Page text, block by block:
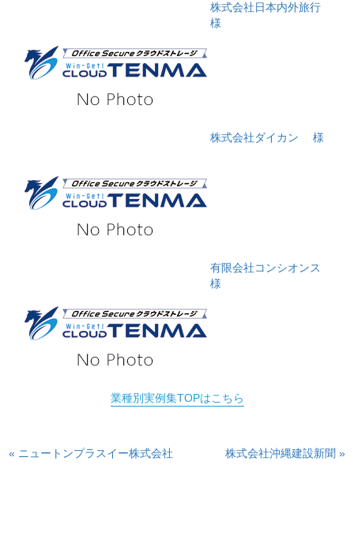
株式会社日本内外旅行
様
株式会社ダイカン 様
有限会社コンシオンス
様
業種別実例集TOPはこちら
« ニュートンプラスイー株式会社 株式会社沖縄建設新聞 »